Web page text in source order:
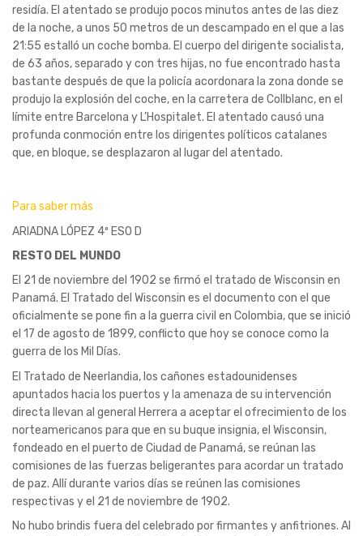
residía. El atentado se produjo pocos minutos antes de las diez
de la noche, a unos 50 metros de un descampado en el que a las
21:55 estalló un coche bomba. El cuerpo del dirigente socialista,
de 63 años, separado y con tres hijas, no fue encontrado hasta
bastante después de que la policía acordonara la zona donde se
produjo la explosión del coche, en la carretera de Collblanc, en el
límite entre Barcelona y L’Hospitalet. El atentado causó una
profunda conmoción entre los dirigentes políticos catalanes
que, en bloque, se desplazaron al lugar del atentado.
Para saber más
ARIADNA LÓPEZ 4º ESO D
RESTO DEL MUNDO
El 21 de noviembre del 1902 se firmó el tratado de Wisconsin en
Panamá. El Tratado del Wisconsin es el documento con el que
oficialmente se pone fin a la guerra civil en Colombia, que se inició
el 17 de agosto de 1899, conflicto que hoy se conoce como la
guerra de los Mil Días.
El Tratado de Neerlandia, los cañones estadounidenses
apuntados hacia los puertos y la amenaza de su intervención
directa llevan al general Herrera a aceptar el ofrecimiento de los
norteamericanos para que en su buque insignia, el Wisconsin,
fondeado en el puerto de Ciudad de Panamá, se reúnan las
comisiones de las fuerzas beligerantes para acordar un tratado
de paz. Allí durante varios días se reúnen las comisiones
respectivas y el 21 de noviembre de 1902.
No hubo brindis fuera del celebrado por firmantes y anfitriones. Al